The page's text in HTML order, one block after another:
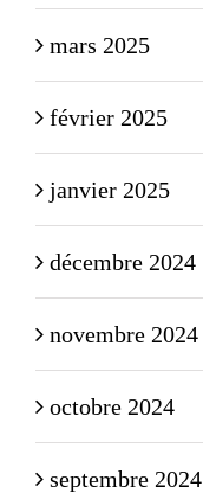
mars 2025
février 2025
janvier 2025
décembre 2024
novembre 2024
octobre 2024
septembre 2024